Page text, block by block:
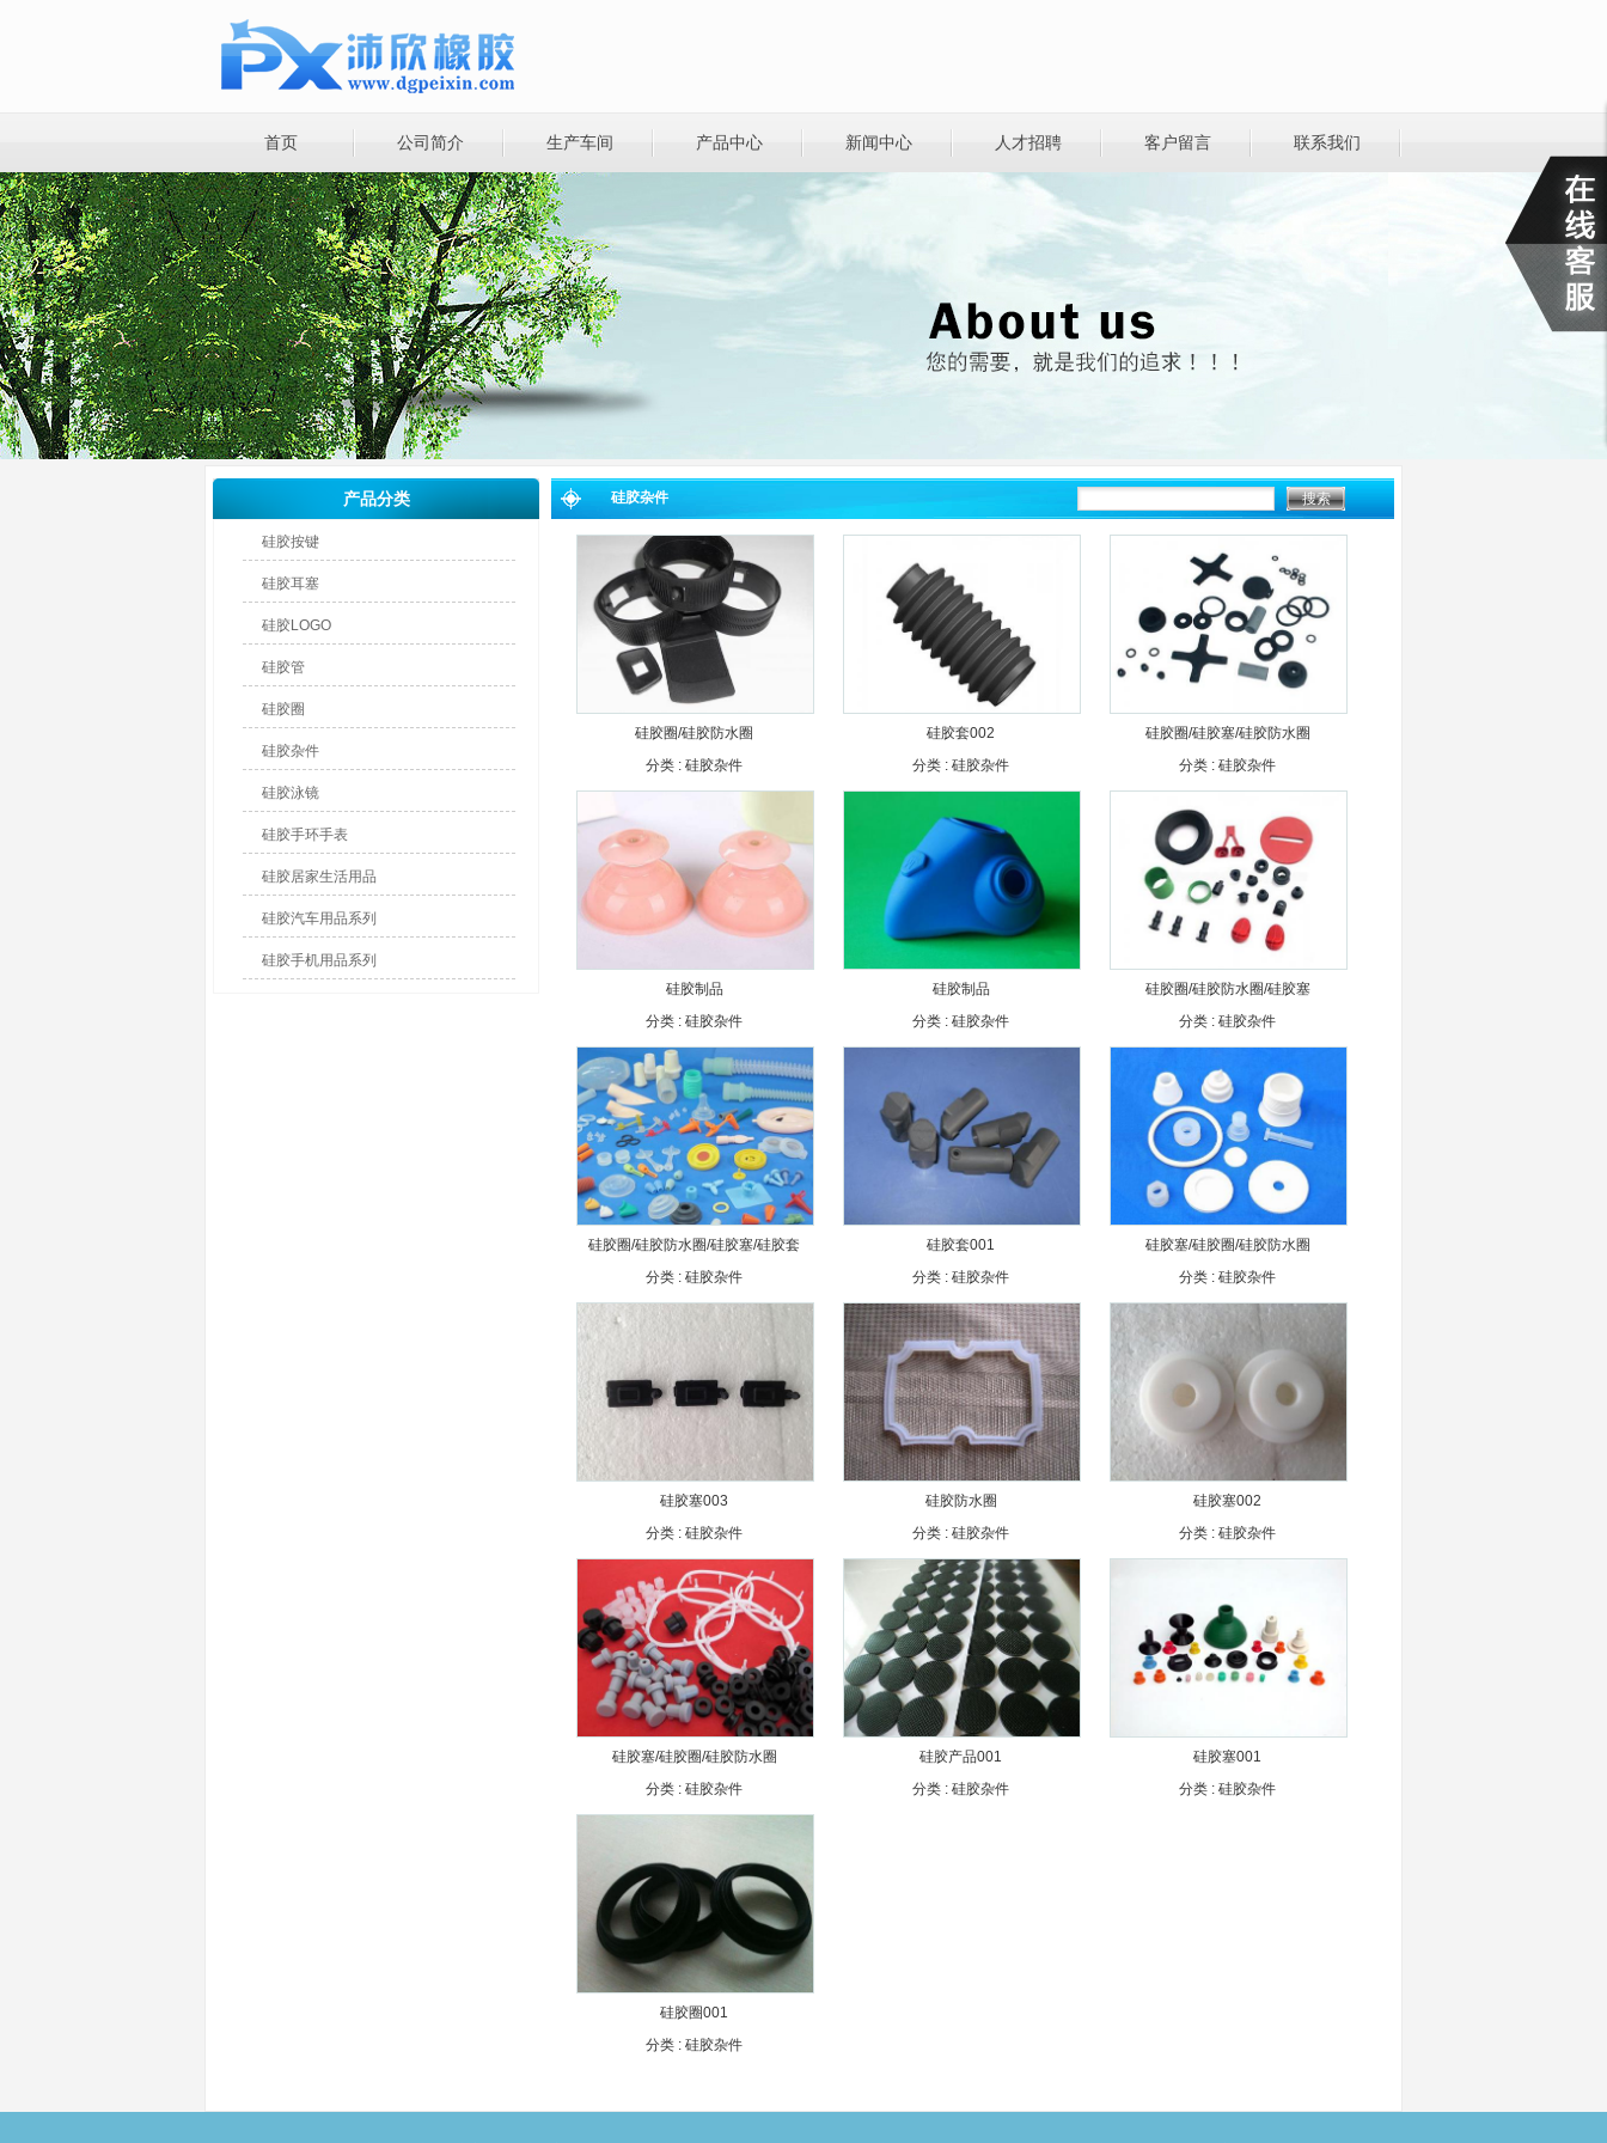
首页 公司简介 生产车间 产品中心 新闻中心 人才招聘 客户留言 联系我们
产品分类
硅胶按键
硅胶耳塞
硅胶LOGO
硅胶管
硅胶圈
硅胶杂件
硅胶泳镜
硅胶手环手表
硅胶居家生活用品
硅胶汽车用品系列
硅胶手机用品系列
硅胶杂件
硅胶圈/硅胶防水圈
分类 : 硅胶杂件
硅胶套002
分类 : 硅胶杂件
硅胶圈/硅胶塞/硅胶防水圈
分类 : 硅胶杂件
硅胶制品
分类 : 硅胶杂件
硅胶制品
分类 : 硅胶杂件
硅胶圈/硅胶防水圈/硅胶塞
分类 : 硅胶杂件
硅胶圈/硅胶防水圈/硅胶塞/硅胶套
分类 : 硅胶杂件
硅胶套001
分类 : 硅胶杂件
硅胶塞/硅胶圈/硅胶防水圈
分类 : 硅胶杂件
硅胶塞003
分类 : 硅胶杂件
硅胶防水圈
分类 : 硅胶杂件
硅胶塞002
分类 : 硅胶杂件
硅胶塞/硅胶圈/硅胶防水圈
分类 : 硅胶杂件
硅胶产品001
分类 : 硅胶杂件
硅胶塞001
分类 : 硅胶杂件
硅胶圈001
分类 : 硅胶杂件